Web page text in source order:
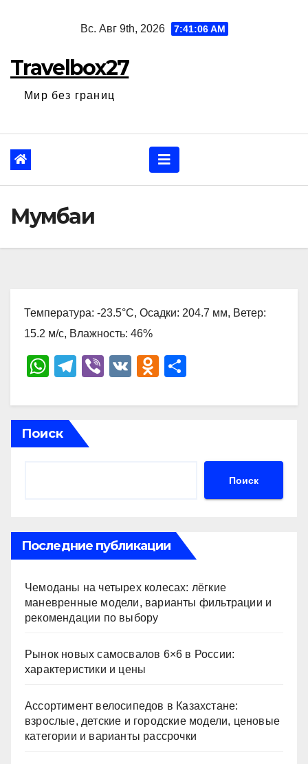
Вс. Авг 9th, 2026 7:41:07 AM
Travelbox27
Мир без границ
Мумбаи
Температура: -23.5°C, Осадки: 204.7 мм, Ветер:
15.2 м/с, Влажность: 46%
W
at
s
A
T
e
gr
a
Vi
er
V
O
n
ki
р
ть
Поиск
Поиск
Последние публикации
Чемоданы на четырех колесах: лёгкие
маневренные модели, варианты фильтрации и
рекомендации по выбору
Рынок новых самосвалов 6×6 в России:
характеристики и цены
Ассортимент велосипедов в Казахстане:
взрослые, детские и городские модели, ценовые
категории и варианты рассрочки